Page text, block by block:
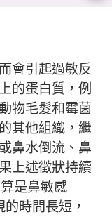
會引起過敏反
的蛋白質，例
物毛髮和霉菌
其他組織，繼
鼻水倒流、鼻
上述徵狀持續
是鼻敏感
時間長短，